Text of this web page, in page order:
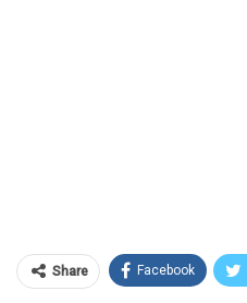
Share Facebook